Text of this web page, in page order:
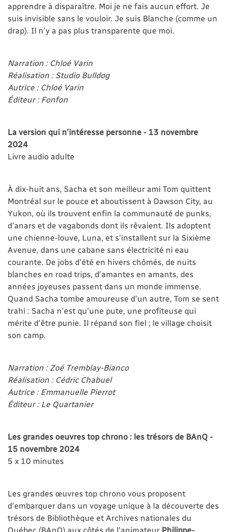
apprendre à disparaître. Moi je ne fais aucun effort. Je
suis invisible sans le vouloir. Je suis Blanche (comme un
drap). Il n’y a pas plus transparente que moi.
Narration : Chloé Varin
Réalisation : Studio Bulldog
Autrice : Chloé Varin
Éditeur : Fonfon
La version qui n’intéresse personne - 13 novembre
2024
Livre audio adulte
À dix-huit ans, Sacha et son meilleur ami Tom quittent
Montréal sur le pouce et aboutissent à Dawson City, au
Yukon, où ils trouvent enfin la communauté de punks,
d’anars et de vagabonds dont ils rêvaient. Ils adoptent
une chienne-louve, Luna, et s’installent sur la Sixième
Avenue, dans une cabane sans électricité ni eau
courante. De jobs d’été en hivers chômés, de nuits
blanches en road trips, d’amantes en amants, des
années joyeuses passent dans un monde immense.
Quand Sacha tombe amoureuse d’un autre, Tom se sent
trahi : Sacha n’est qu’une pute, une profiteuse qui
mérite d’être punie. Il répand son fiel ; le village choisit
son camp.
Narration : Zoé Tremblay-Bianco
Réalisation : Cédric Chabuel
Autrice : Emmanuelle Pierrot
Éditeur : Le Quartanier
Les grandes oeuvres top chrono : les trésors de BAnQ -
15 novembre 2024
5 x 10 minutes
Les grandes œuvres top chrono vous proposent
d’embarquer dans un voyage unique à la découverte des
trésors de Bibliothèque et Archives nationales du
Québec (BAnQ) aux côtés de l'animateur Philippe-